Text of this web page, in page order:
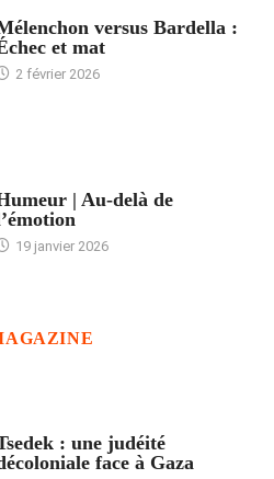
versus Bardella :
et mat
2 février 2026
| Au-delà de
19 janvier 2026
: une judéité
face à Gaza